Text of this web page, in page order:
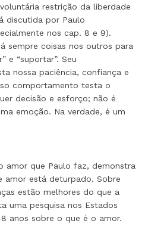
restrição da liberdade
discutida por Paulo
nos cap. 8 e 9).
sempre coisas nos outros para
e “suportar”. Seu
nossa paciência, confiança e
comportamento testa o
decisão e esforço; não é
emoção. Na verdade, é um
amor que Paulo faz, demonstra
está deturpado. Sobre
estão melhores do que a
uma pesquisa nos Estados
anos sobre o que é o amor.